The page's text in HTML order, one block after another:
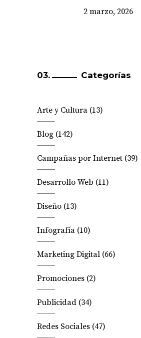
2 marzo, 2026
Categorías
Arte y Cultura (13)
Blog (142)
Campañas por Internet (39)
Desarrollo Web (11)
Diseño (13)
Infografía (10)
Marketing Digital (66)
Promociones (2)
Publicidad (34)
Redes Sociales (47)